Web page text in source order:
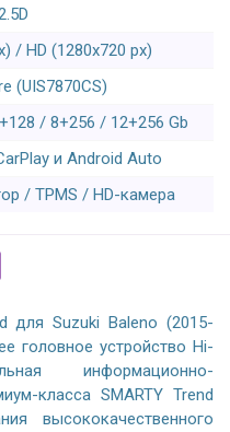
/ HD (1280x720 px)
(UIS7870CS)
/ 8+256 / 12+256 Gb
и Android Auto
/ TPMS / HD-камера
для Suzuki Baleno (2015-
головное устройство Hi-
информационно-
класса SMARTY Trend
высококачественного